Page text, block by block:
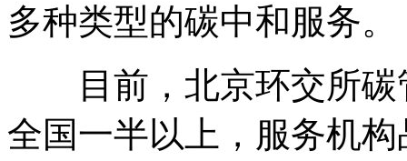
多种类型的碳中和服务。
目前，北京环交所碳
全国一半以上，服务机